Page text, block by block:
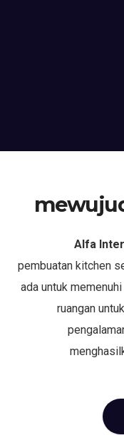
Alfa
pembuatan kitchen
ada untuk
ruangan